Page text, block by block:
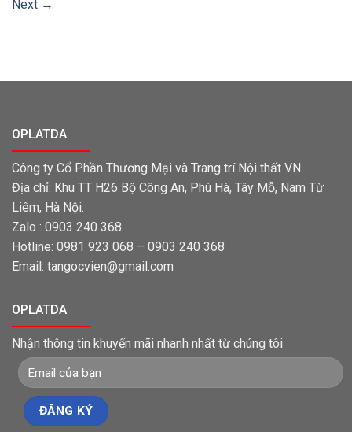
Next →
OPLATDA
Công ty Cổ Phần Thương Mại và Trang trí Nội thất VN
Địa chỉ: Khu TT H26 Bộ Công An, Phú Hà, Tây Mỗ, Nam Từ
Liêm, Hà Nội.
Zalo : 0903 240 368
Hotline: 0981 923 068 – 0903 240 368
Email: tangocvien@gmail.com
OPLATDA
Nhận thông tin khuyến mãi nhanh nhất từ chúng tôi